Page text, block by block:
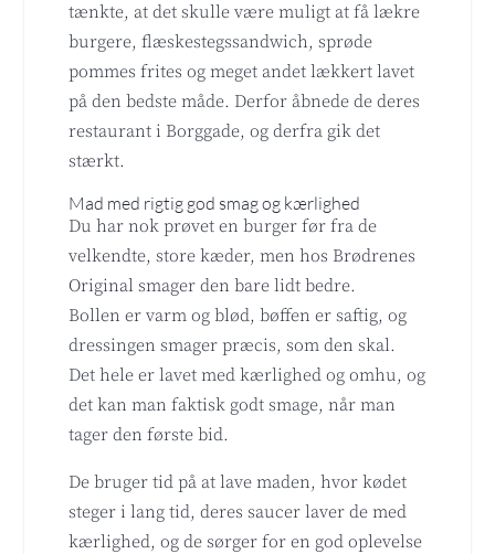
tænkte, at det skulle være muligt at få lækre
burgere, flæskestegssandwich, sprøde
pommes frites og meget andet lækkert lavet
på den bedste måde. Derfor åbnede de deres
restaurant i Borggade, og derfra gik det
stærkt.
Mad med rigtig god smag og kærlighed
Du har nok prøvet en burger før fra de
velkendte, store kæder, men hos Brødrenes
Original smager den bare lidt bedre.
Bollen er varm og blød, bøffen er saftig, og
dressingen smager præcis, som den skal.
Det hele er lavet med kærlighed og omhu, og
det kan man faktisk godt smage, når man
tager den første bid.
De bruger tid på at lave maden, hvor kødet
steger i lang tid, deres saucer laver de med
kærlighed, og de sørger for en god oplevelse